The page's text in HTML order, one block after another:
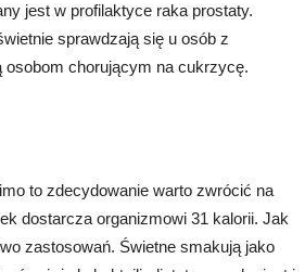
jest w profilaktyce raka prostaty.
sprawdzają się u osób z
chorującym na cukrzycę.
to zdecydowanie warto zwrócić na
dostarcza organizmowi 31 kalorii. Jak
zastosowań. Świetne smakują jako